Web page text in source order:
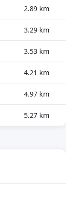
2.89 km
3.29 km
3.53 km
4.21 km
4.97 km
5.27 km